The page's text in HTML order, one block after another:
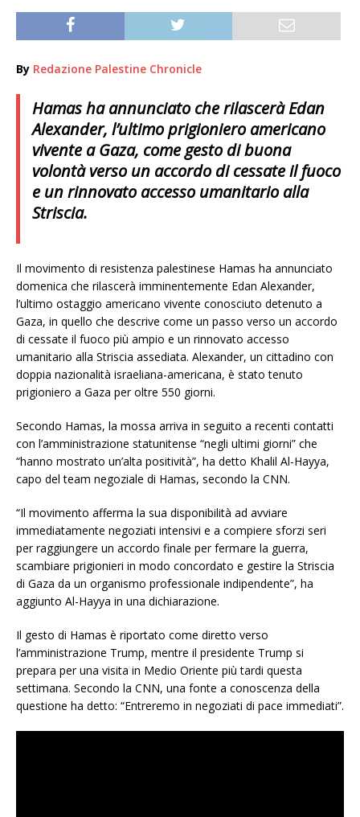
By Redazione Palestine Chronicle
Hamas ha annunciato che rilascerà Edan
Alexander, l’ultimo prigioniero americano
vivente a Gaza, come gesto di buona
volontà verso un accordo di cessate il fuoco
e un rinnovato accesso umanitario alla
Striscia.
Il movimento di resistenza palestinese Hamas ha annunciato
domenica che rilascerà imminentemente Edan Alexander,
l’ultimo ostaggio americano vivente conosciuto detenuto a
Gaza, in quello che descrive come un passo verso un accordo
di cessate il fuoco più ampio e un rinnovato accesso
umanitario alla Striscia assediata. Alexander, un cittadino con
doppia nazionalità israeliana-americana, è stato tenuto
prigioniero a Gaza per oltre 550 giorni.
Secondo Hamas, la mossa arriva in seguito a recenti contatti
con l’amministrazione statunitense “negli ultimi giorni” che
“hanno mostrato un’alta positività”, ha detto Khalil Al-Hayya,
capo del team negoziale di Hamas, secondo la CNN.
“Il movimento afferma la sua disponibilità ad avviare
immediatamente negoziati intensivi e a compiere sforzi seri
per raggiungere un accordo finale per fermare la guerra,
scambiare prigionieri in modo concordato e gestire la Striscia
di Gaza da un organismo professionale indipendente”, ha
aggiunto Al-Hayya in una dichiarazione.
Il gesto di Hamas è riportato come diretto verso
l’amministrazione Trump, mentre il presidente Trump si
prepara per una visita in Medio Oriente più tardi questa
settimana. Secondo la CNN, una fonte a conoscenza della
questione ha detto: “Entreremo in negoziati di pace immediati”.